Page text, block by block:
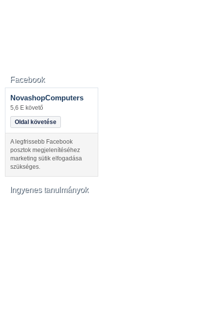
Facebook
NovashopComputers
5,6 E követő
Oldal követése
A legfrissebb Facebook
posztok megjelenítéséhez
marketing sütik elfogadása
szükséges.
Ingyenes tanulmányok